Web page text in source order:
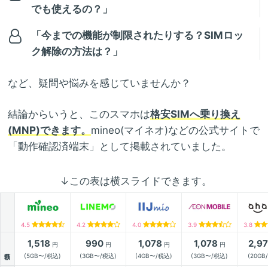
でも使えるの？」
「今までの機能が制限されたりする？SIMロッ
ク解除の方法は？」
など、疑問や悩みを感じていませんか？
結論からいうと、このスマホは格安SIMへ乗り換え
(MNP)できます。 mineo(マイネオ)などの公式サイトで
「動作確認済端末」として掲載されていました。
↓この表は横スライドできます。
4.5 4.2 4.0 3.9 3.8
1,518 円
(5GB〜/税込)
990円
(3GB〜/税込)
1,078 円
(4GB〜/税込)
1,078 円
(3GB〜/税込)